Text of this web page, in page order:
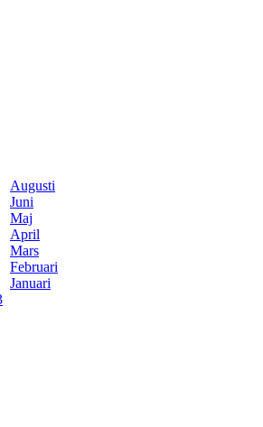
Augusti
Juni
Maj
April
Mars
Februari
Januari